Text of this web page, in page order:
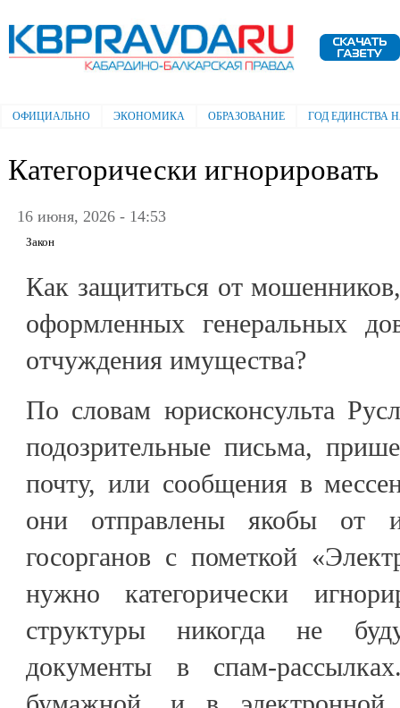
Электронная газета "Кабардино-
Балкарская правда"
Главное меню
ОФИЦИАЛЬНО ЭКОНОМИКА ОБРАЗОВАНИЕ ГОД ЕДИНСТВА
Категорически игнорировать
16 июня, 2026 - 14:53
Закон
Как защититься от
оформленных генеральных
отчуждения имущества?
По словам юрисконсульта
подозрительные письма,
почту, или сообщения в
они отправлены якобы от
госорганов с пометкой
нужно категорически
структуры никогда не
документы в спам-